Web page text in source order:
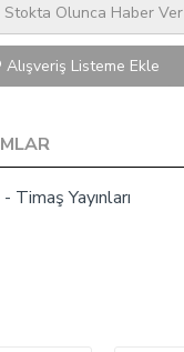
Stokta Olunca Haber Ver
Alışveriş Listeme Ekle
Timaş Yayınları